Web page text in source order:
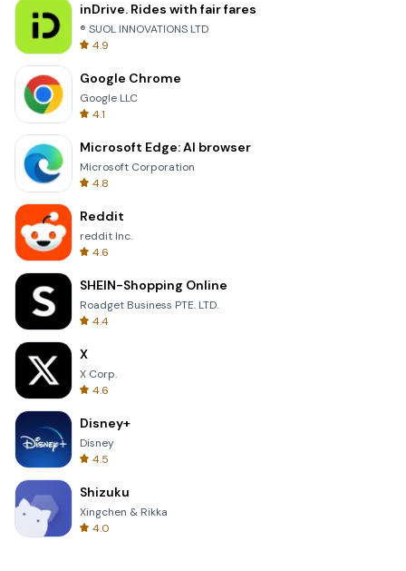
inDrive. Rides with fair fares
® SUOL INNOVATIONS LTD
4.9
Google Chrome
Google LLC
4.1
Microsoft Edge: AI browser
Microsoft Corporation
4.8
Reddit
reddit Inc.
4.6
SHEIN-Shopping Online
Roadget Business PTE. LTD.
4.4
X
X Corp.
4.6
Disney+
Disney
4.5
Shizuku
Xingchen & Rikka
4.0